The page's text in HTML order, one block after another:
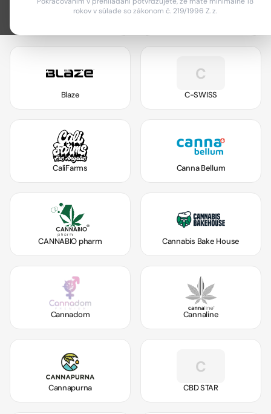
rokov v súlade so zákonom č. 219/1996 Z. z.
Blaze
C
C-SWISS
CaliFarms Canna Bellum
CANNABIO pharm Cannabis Bake House
Cannadom Cannaline
Cannapurna
C
CBD STAR